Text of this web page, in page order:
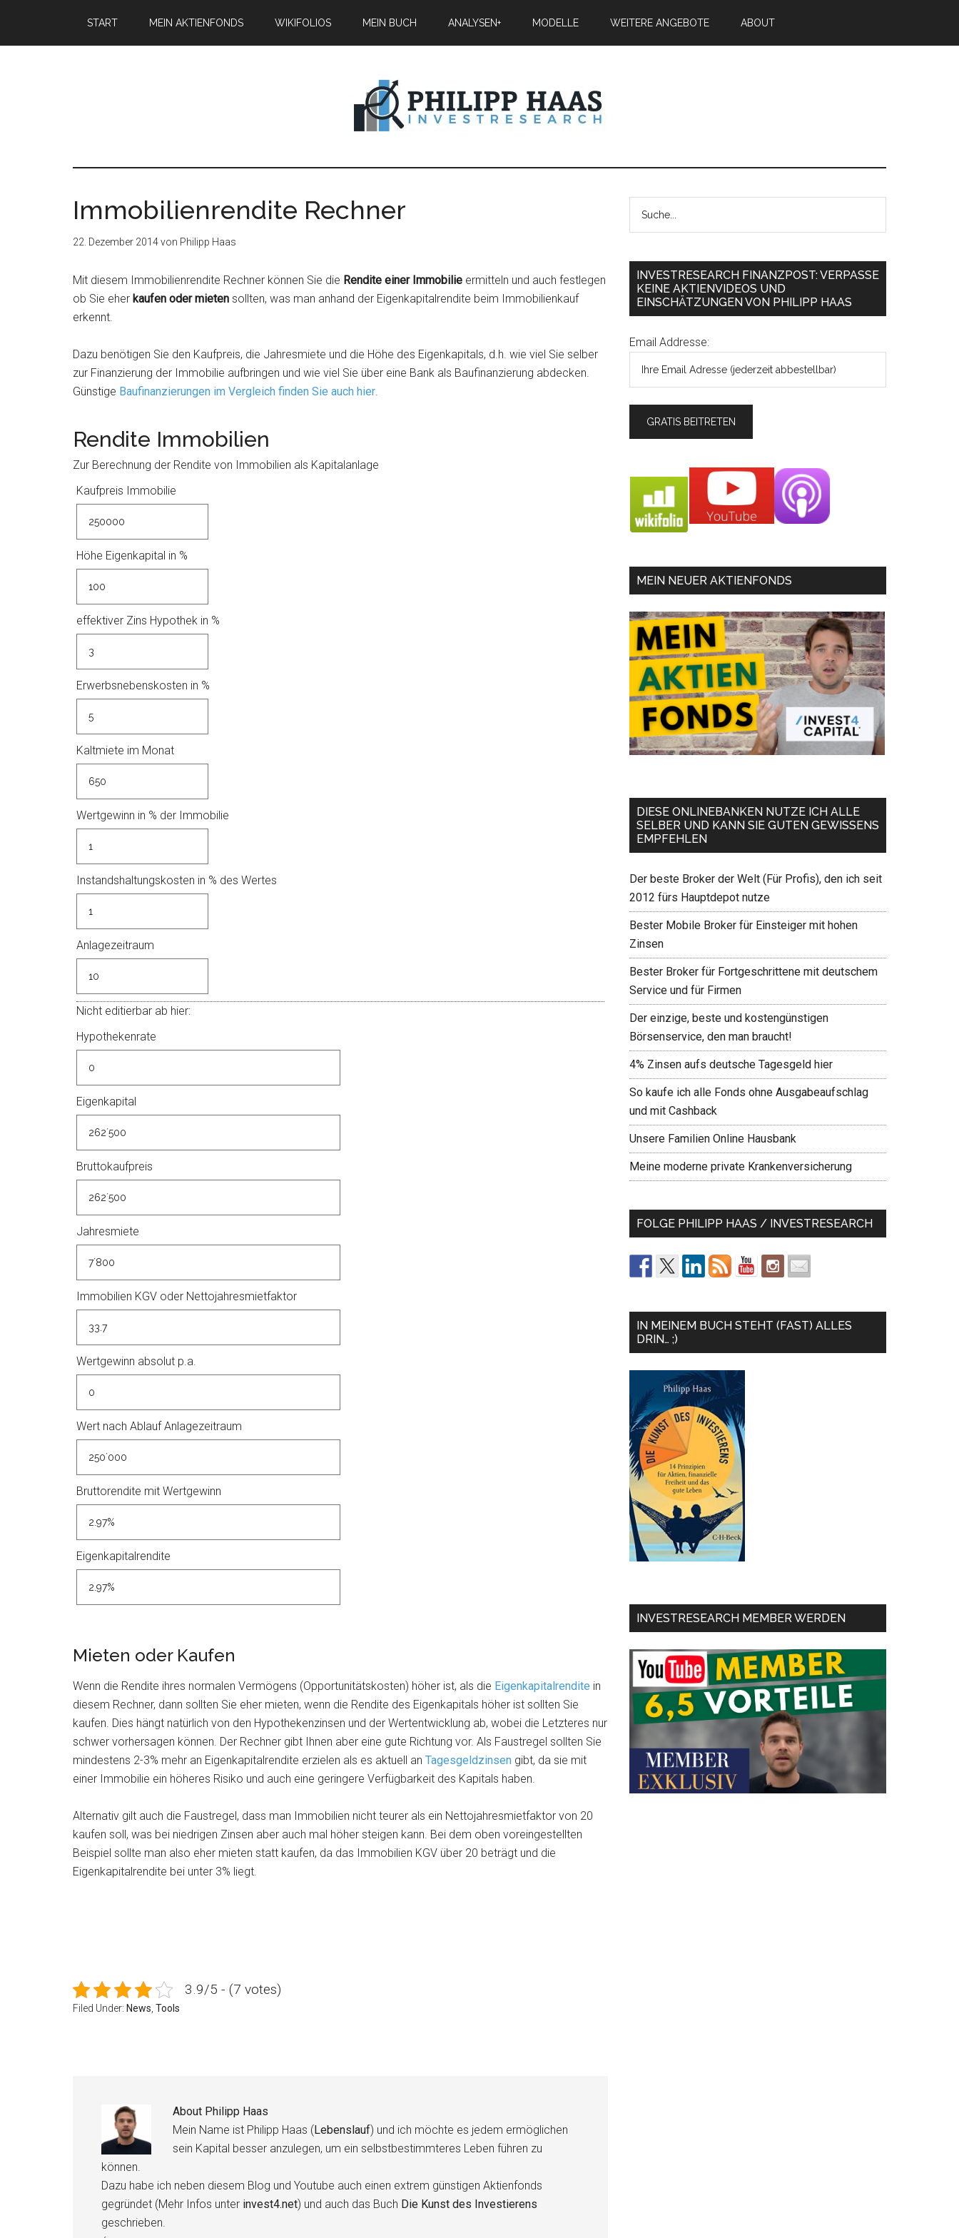
START MEIN AKTIENFONDS WIKIFOLIOS MEIN BUCH ANALYSEN+ MODELLE WEITERE ANGEBOTE ABOUT
Immobilienrendite Rechner
22. Dezember 2014von Philipp Haas
Mit diesem Immobilienrendite Rechner können Sie die Rendite einer Immobilie ermitteln und auch festlegen
ob Sie eher kaufen oder mieten sollten, was man anhand der Eigenkapitalrendite beim Immobilienkauf
erkennt.
Dazu benötigen Sie den Kaufpreis, die Jahresmiete und die Höhe des Eigenkapitals, d.h. wie viel Sie selber
zur Finanzierung der Immobilie aufbringen und wie viel Sie über eine Bank als Baufinanzierung abdecken.
Günstige Baufinanzierungen im Vergleich finden Sie auch hier.
Rendite Immobilien
Zur Berechnung der Rendite von Immobilien als Kapitalanlage
Kaufpreis Immobilie
Höhe Eigenkapital in %
effektiver Zins Hypothek in %
Erwerbsnebenskosten in %
Kaltmiete im Monat
Wertgewinn in % der Immobilie
Instandshaltungskosten in % des Wertes
Anlagezeitraum
Nicht editierbar ab hier:
Hypothekenrate
Eigenkapital
Bruttokaufpreis
Jahresmiete
Immobilien KGV oder Nettojahresmietfaktor
Wertgewinn absolut p.a.
Wert nach Ablauf Anlagezeitraum
Bruttorendite mit Wertgewinn
Eigenkapitalrendite
Mieten oder Kaufen
Wenn die Rendite ihres normalen Vermögens (Opportunitätskosten) höher ist, als die Eigenkapitalrendite in
diesem Rechner, dann sollten Sie eher mieten, wenn die Rendite des Eigenkapitals höher ist sollten Sie
kaufen. Dies hängt natürlich von den Hypothekenzinsen und der Wertentwicklung ab, wobei die Letzteres nur
schwer vorhersagen können. Der Rechner gibt Ihnen aber eine gute Richtung vor. Als Faustregel sollten Sie
mindestens 2-3% mehr an Eigenkapitalrendite erzielen als es aktuell an Tagesgeldzinsen gibt, da sie mit
einer Immobilie ein höheres Risiko und auch eine geringere Verfügbarkeit des Kapitals haben.
Alternativ gilt auch die Faustregel, dass man Immobilien nicht teurer als ein Nettojahresmietfaktor von 20
kaufen soll, was bei niedrigen Zinsen aber auch mal höher steigen kann. Bei dem oben voreingestellten
Beispiel sollte man also eher mieten statt kaufen, da das Immobilien KGV über 20 beträgt und die
Eigenkapitalrendite bei unter 3% liegt.
3.9/5 - (7 votes)
Filed Under: News Tools
About Philipp Haas
Mein Name ist Philipp Haas (Lebenslauf) und ich möchte es jedem ermöglichen
sein Kapital besser anzulegen, um ein selbstbestimmteres Leben führen zu
können.
Dazu habe ich neben diesem Blog und Youtube auch einen extrem günstigen Aktienfonds
gegründet (Mehr Infos unter invest4.net) und auch das Buch Die Kunst des Investierens
geschrieben.
INVESTRESEARCH FINANZPOST: VERPASSE
KEINE AKTIENVIDEOS UND
EINSCHÄTZUNGEN VON PHILIPP HAAS
Email Addresse:
MEIN NEUER AKTIENFONDS
DIESE ONLINEBANKEN NUTZE ICH ALLE
SELBER UND KANN SIE GUTEN GEWISSENS
EMPFEHLEN
Der beste Broker der Welt (Für Profis), den ich seit
2012 fürs Hauptdepot nutze
Bester Mobile Broker für Einsteiger mit hohen
Zinsen
Bester Broker für Fortgeschrittene mit deutschem
Service und für Firmen
Der einzige, beste und kostengünstigen
Börsenservice, den man braucht!
4% Zinsen aufs deutsche Tagesgeld hier
So kaufe ich alle Fonds ohne Ausgabeaufschlag
und mit Cashback
Unsere Familien Online Hausbank
Meine moderne private Krankenversicherung
FOLGE PHILIPP HAAS / INVESTRESEARCH
IN MEINEM BUCH STEHT (FAST) ALLES
DRIN… ;)
INVESTRESEARCH MEMBER WERDEN